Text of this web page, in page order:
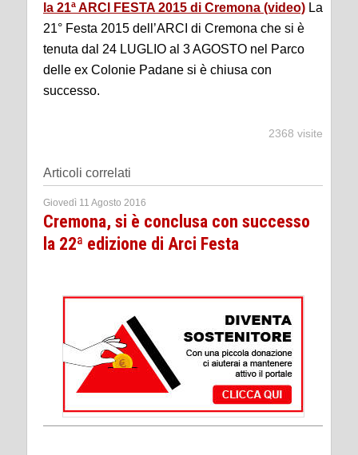
la 21ª ARCI FESTA 2015 di Cremona (video) La
21° Festa 2015 dell’ARCI di Cremona che si è
tenuta dal 24 LUGLIO al 3 AGOSTO nel Parco
delle ex Colonie Padane si è chiusa con
successo.
2368 visite
Articoli correlati
Giovedì 11 Agosto 2016
Cremona, si è conclusa con successo
la 22ª edizione di Arci Festa